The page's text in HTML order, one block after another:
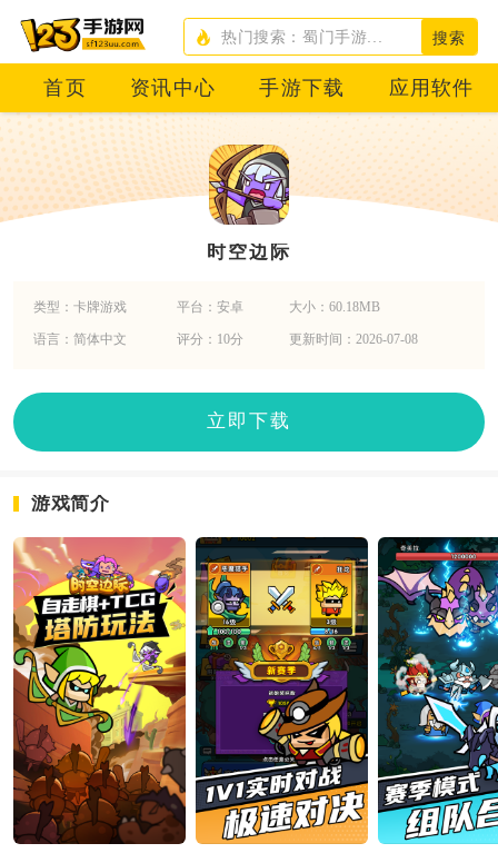
搜索
首页 资讯中心 手游下载 应用软件
时空边际
类型：卡牌游戏 平台：安卓 大小：60.18MB
语言：简体中文 评分：10分 更新时间：2026-07-08
立即下载
游戏简介